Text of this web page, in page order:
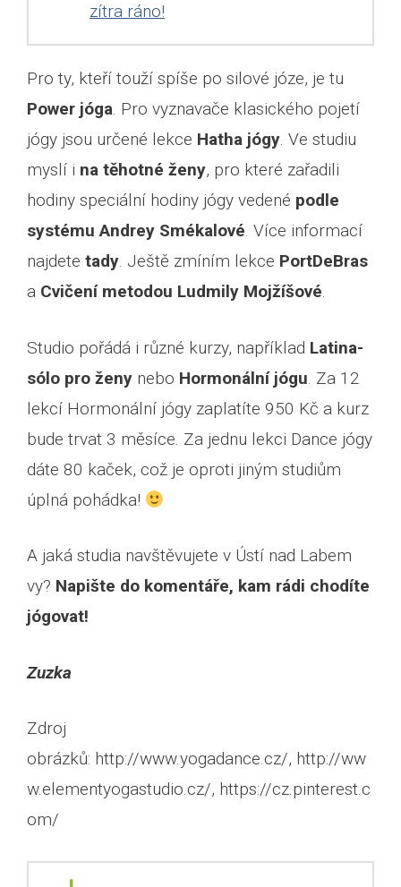
zítra ráno!
Pro ty, kteří touží spíše po silové józe, je tu
Power jóga. Pro vyznavače klasického pojetí
jógy jsou určené lekce Hatha jógy. Ve studiu
myslí i na těhotné ženy, pro které zařadili
hodiny speciální hodiny jógy vedené podle
systému Andrey Smékalové. Více informací
najdete tady. Ještě zmíním lekce PortDeBras
a Cvičení metodou Ludmily Mojžíšové.
Studio pořádá i různé kurzy, například Latina-
sólo pro ženy nebo Hormonální jógu. Za 12
lekcí Hormonální jógy zaplatíte 950 Kč a kurz
bude trvat 3 měsíce. Za jednu lekci Dance jógy
dáte 80 kaček, což je oproti jiným studiům
úplná pohádka!
A jaká studia navštěvujete v Ústí nad Labem
vy? Napište do komentáře, kam rádi chodíte
jógovat!
Zuzka
Zdroj
obrázků: http://www.yogadance.cz/, http://ww
w.elementyogastudio.cz/, https://cz.pinterest.c
om/